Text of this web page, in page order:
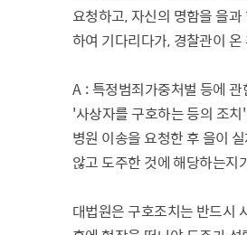
요청하고,자신의 명함을 을
하여 기다리다가, 경찰관이
A :특정범죄가중처벌 등에 관
'사상자를 구호하는 등의 조치'
병원 이송을 요청한 후 을이
않고 도주한 것에 해당하는지
대법원은 구호조치는 반드시